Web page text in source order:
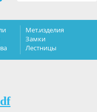
Мет.изделия
Замки
Лестницы